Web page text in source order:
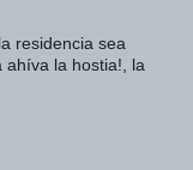
residencia sea
ahíva la hostia!, la